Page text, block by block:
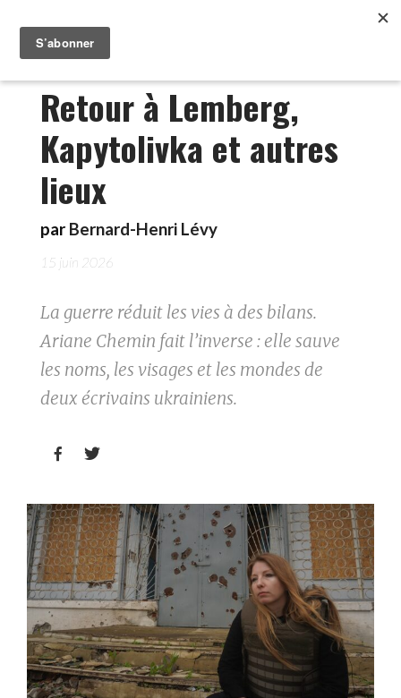
Retour à Lemberg,
Kapytolivka et autres
lieux
par Bernard-Henri Lévy
15 juin 2026
La guerre réduit les vies à des bilans.
Ariane Chemin fait l’inverse : elle sauve
les noms, les visages et les mondes de
deux écrivains ukrainiens.
 